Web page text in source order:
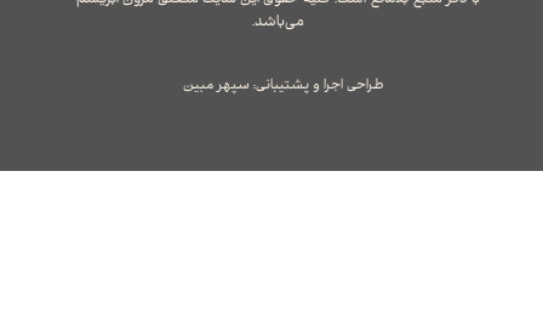
طراحی اجرا و پشتیبانی: سپهر مبین
می‌باشد.